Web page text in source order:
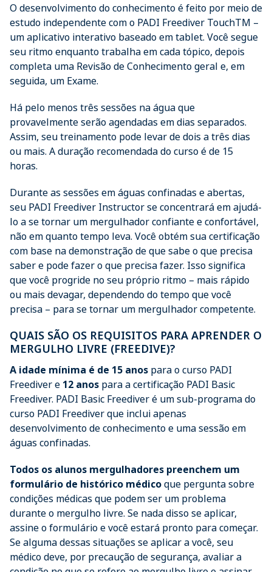
O desenvolvimento do conhecimento é feito por meio de
estudo independente com o PADI Freediver TouchTM –
um aplicativo interativo baseado em tablet. Você segue
seu ritmo enquanto trabalha em cada tópico, depois
completa uma Revisão de Conhecimento geral e, em
seguida, um Exame.
Há pelo menos três sessões na água que
provavelmente serão agendadas em dias separados.
Assim, seu treinamento pode levar de dois a três dias
ou mais. A duração recomendada do curso é de 15
horas.
Durante as sessões em águas confinadas e abertas,
seu PADI Freediver Instructor se concentrará em ajudá-
lo a se tornar um mergulhador confiante e confortável,
não em quanto tempo leva. Você obtém sua certificação
com base na demonstração de que sabe o que precisa
saber e pode fazer o que precisa fazer. Isso significa
que você progride no seu próprio ritmo – mais rápido
ou mais devagar, dependendo do tempo que você
precisa – para se tornar um mergulhador competente.
QUAIS SÃO OS REQUISITOS PARA APRENDER O
MERGULHO LIVRE (FREEDIVE)?
A idade mínima é de 15 anos para o curso PADI
Freediver e 12 anos para a certificação PADI Basic
Freediver. PADI Basic Freediver é um sub-programa do
curso PADI Freediver que inclui apenas
desenvolvimento de conhecimento e uma sessão em
águas confinadas.
Todos os alunos mergulhadores preenchem um
formulário de histórico médicoque pergunta sobre
condições médicas que podem ser um problema
durante o mergulho livre. Se nada disso se aplicar,
assine o formulário e você estará pronto para começar.
Se alguma dessas situações se aplicar a você, seu
médico deve, por precaução de segurança, avaliar a